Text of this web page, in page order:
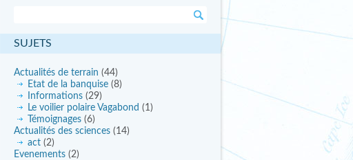
SUJETS
Actualités de terrain (44)
Etat de la banquise (8)
Informations (29)
Le voilier polaire Vagabond (1)
Témoignages (6)
Actualités des sciences (14)
act (2)
Evenements (2)